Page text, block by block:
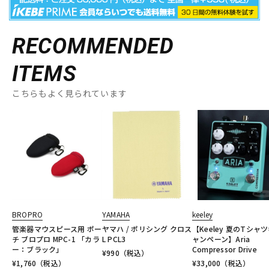
RECOMMENDED
ITEMS
こちらもよく見られています
BROPRO
管楽器マウスピース用 ポー
チ ブロプロ MPC-1 「カラ
ー：ブラック」
¥1,760 （税込）
YAMAHA
ヤマハ / ポリシング クロス
L PCL3
¥990 （税込）
keeley
【Keeley 夏のTシャ
ャンペーン】Aria
Compressor Drive
¥33,000 （税込）